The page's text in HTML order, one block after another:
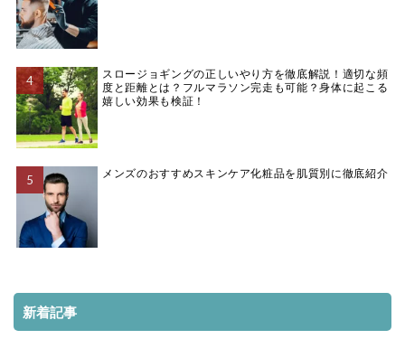
スロージョギングの正しいやり方を徹底解説！適切な頻
度と距離とは？フルマラソン完走も可能？身体に起こる
嬉しい効果も検証！
メンズのおすすめスキンケア化粧品を肌質別に徹底紹介
新着記事